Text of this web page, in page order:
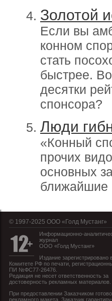
Золотой
Если вы
конном
стать
быстрее.
десятки
спонсора?
Люди
«Конный
прочих
основных
ближайшие
© 1997-2025 OOO «Голд Мустанг»
Информационно-
журнал
ООО «Голд Мустанг»
Издание зарегистрировано
Комитете РФ по печати,
ПИ №ФС77-26476.
Редакция не несет ответственность за
достоверность рекламных материалов.
При предоставлении Заказчиком
рекламного макета, Заказчик